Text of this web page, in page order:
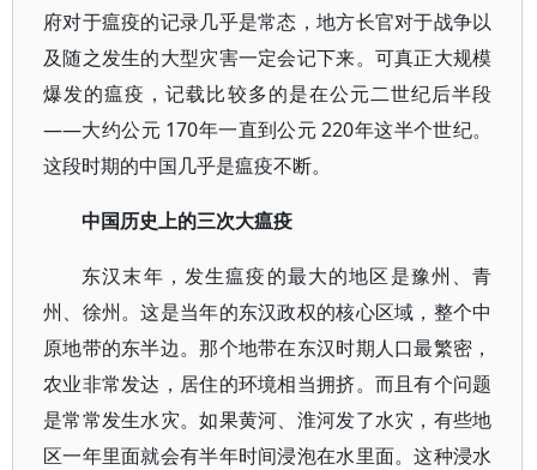
府对于瘟疫的记录几乎是常态，地方长官对于战争以
及随之发生的大型灾害一定会记下来。可真正大规模
爆发的瘟疫，记载比较多的是在公元二世纪后半段
——大约公元 170年一直到公元 220年这半个世纪。
这段时期的中国几乎是瘟疫不断。
中国历史上的三次大瘟疫
东汉末年，发生瘟疫的最大的地区是豫州、青
州、徐州。这是当年的东汉政权的核心区域，整个中
原地带的东半边。那个地带在东汉时期人口最繁密，
农业非常发达，居住的环境相当拥挤。而且有个问题
是常常发生水灾。如果黄河、淮河发了水灾，有些地
区一年里面就会有半年时间浸泡在水里面。这种浸水